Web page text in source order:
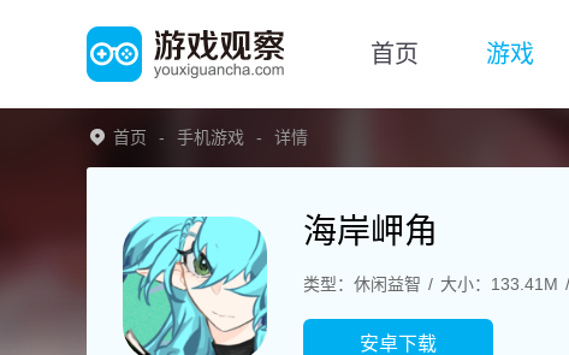
首页 游戏
首页 手机游戏 详情
海岸岬角
类型：休闲益智 大小：133.41M
安卓下载